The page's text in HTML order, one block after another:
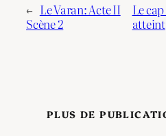
← Le Varan: Acte II
Scène 2
Le
atteint
PLUS DE